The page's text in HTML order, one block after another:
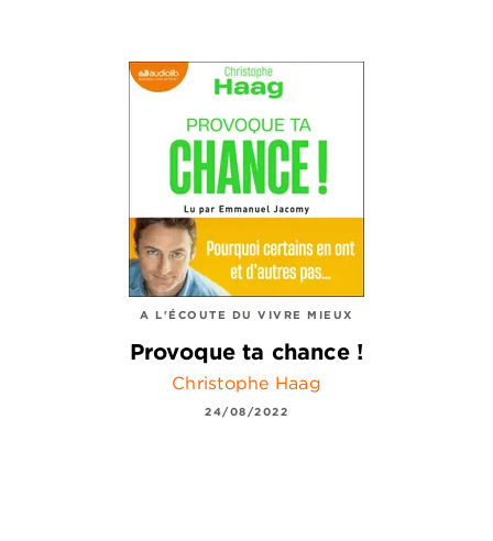
A L'ÉCOUTE DU VIVRE MIEUX
Provoque ta chance !
Christophe Haag
24/08/2022